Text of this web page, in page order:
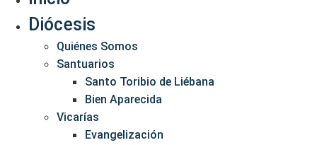
Diócesis
Quiénes Somos
Santuarios
Santo Toribio de Liébana
Bien Aparecida
Vicarías
Evangelización